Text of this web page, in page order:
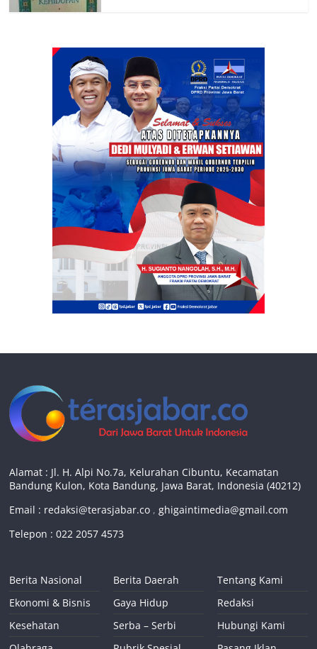
Alamat : Jl. H. Alpi No.7a, Kelurahan Cibuntu, Kecamatan
Bandung Kulon, Kota Bandung, Jawa Barat, Indonesia (40212)
Email : redaksi@terasjabar.co ,ghigaintimedia@gmail.com
Telepon : 022 2057 4573
Berita Nasional
Ekonomi & Bisnis
Kesehatan
Berita Daerah
Gaya Hidup
Serba – Serbi
Tentang Kami
Redaksi
Hubungi Kami